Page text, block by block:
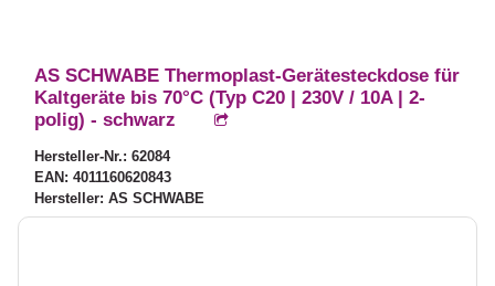
AS SCHWABE Thermoplast-Gerätesteckdose für
Kaltgeräte bis 70°C (Typ C20 | 230V / 10A | 2-
polig) - schwarz
Hersteller-Nr.: 62084
EAN: 4011160620843
Hersteller: AS SCHWABE